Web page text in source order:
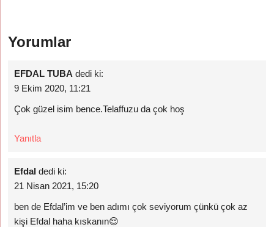
Yorumlar
EFDAL TUBA dedi ki:
9 Ekim 2020, 11:21
Çok güzel isim bence.Telaffuzu da çok hoş
Yanıtla
Efdal dedi ki:
21 Nisan 2021, 15:20
ben de Efdal’im ve ben adımı çok seviyorum çünkü çok az
kişi Efdal haha kıskanın😌